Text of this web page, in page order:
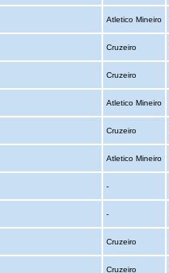
Atletico Mineiro
Cruzeiro
Cruzeiro
Atletico Mineiro
Cruzeiro
Atletico Mineiro
-
-
Cruzeiro
Cruzeiro